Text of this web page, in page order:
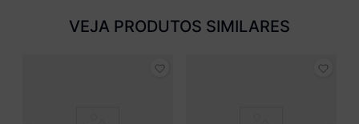
VEJA PRODUTOS SIMILARES